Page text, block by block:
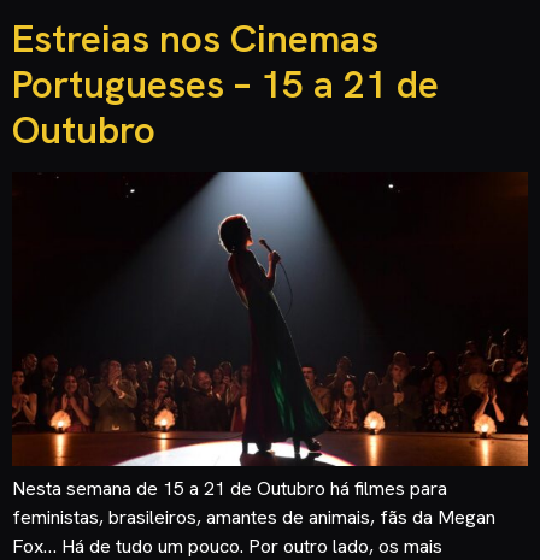
Estreias nos Cinemas
Portugueses – 15 a 21 de
Outubro
Nesta semana de 15 a 21 de Outubro há filmes para
feministas, brasileiros, amantes de animais, fãs da Megan
Fox… Há de tudo um pouco. Por outro lado, os mais